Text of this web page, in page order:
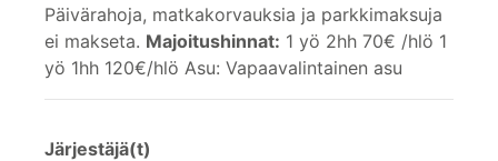
Päivärahoja, matkakorvauksia ja parkkimaksuja
ei makseta. Majoitushinnat: 1 yö 2hh 70€ /hlö 1
yö 1hh 120€/hlö Asu: Vapaavalintainen asu
Järjestäjä(t)